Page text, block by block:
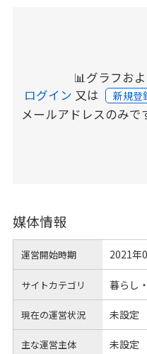
📊グラフお
ログイン 又は 新規登
メールアドレスのみで
媒体情報
運営開始時期 2021年
サイトカテゴリ 暮らし
現在の運営状況 未設定
主な運営主体 未設定